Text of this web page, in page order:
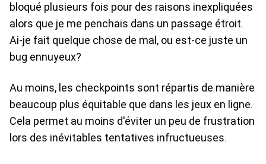
bloqué plusieurs fois pour des raisons inexpliquées
alors que je me penchais dans un passage étroit.
Ai-je fait quelque chose de mal, ou est-ce juste un
bug ennuyeux?
Au moins, les checkpoints sont répartis de manière
beaucoup plus équitable que dans les jeux en ligne.
Cela permet au moins d'éviter un peu de frustration
lors des inévitables tentatives infructueuses.